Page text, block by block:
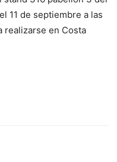
11 de septiembre a las
realizarse en Costa